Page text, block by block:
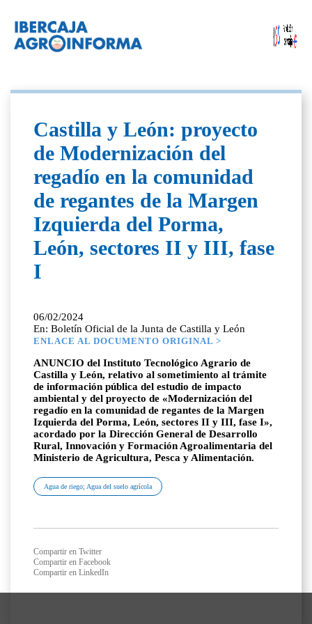
Castilla y León: proyecto
de Modernización del
regadío en la comunidad
de regantes de la Margen
Izquierda del Porma,
León, sectores II y III, fase
I
06/02/2024
En: Boletín Oficial de la Junta de Castilla y León
ENLACE AL DOCUMENTO ORIGINAL >
ANUNCIO del Instituto Tecnológico Agrario de
Castilla y León, relativo al sometimiento al trámite
de información pública del estudio de impacto
ambiental y del proyecto de «Modernización del
regadío en la comunidad de regantes de la Margen
Izquierda del Porma, León, sectores II y III, fase I»,
acordado por la Dirección General de Desarrollo
Rural, Innovación y Formación Agroalimentaria del
Ministerio de Agricultura, Pesca y Alimentación.
Agua de riego; Agua del suelo agrícola
Compartir en Twitter
Compartir en Facebook
Compartir en LinkedIn